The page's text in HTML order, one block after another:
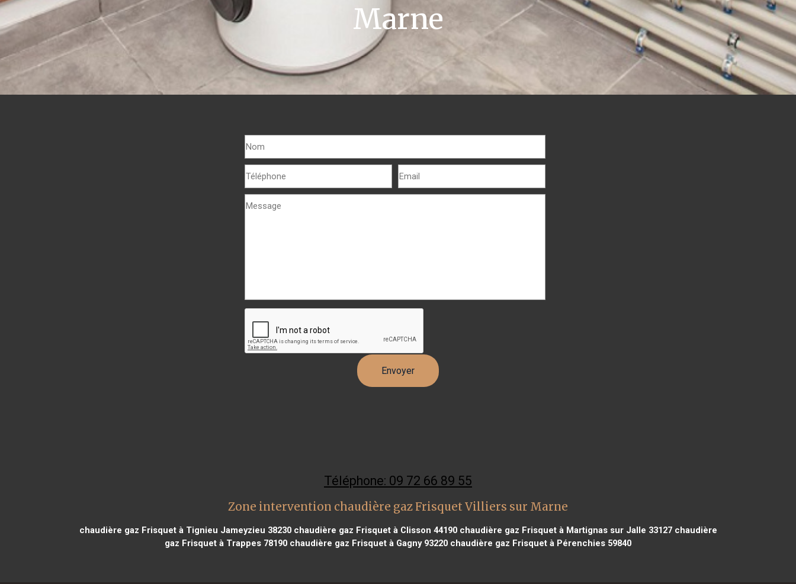
Marne
Téléphone: 09 72 66 89 55
Zone intervention chaudière gaz Frisquet Villiers sur Marne
chaudière gaz Frisquet à Tignieu Jameyzieu 38230chaudière gaz Frisquet à Clisson 44190chaudière gaz Frisquet à Martignas sur Jalle 33127chaudière
gaz Frisquet à Trappes 78190 chaudière gaz Frisquet à Gagny 93220 chaudière gaz Frisquet à Pérenchies 59840